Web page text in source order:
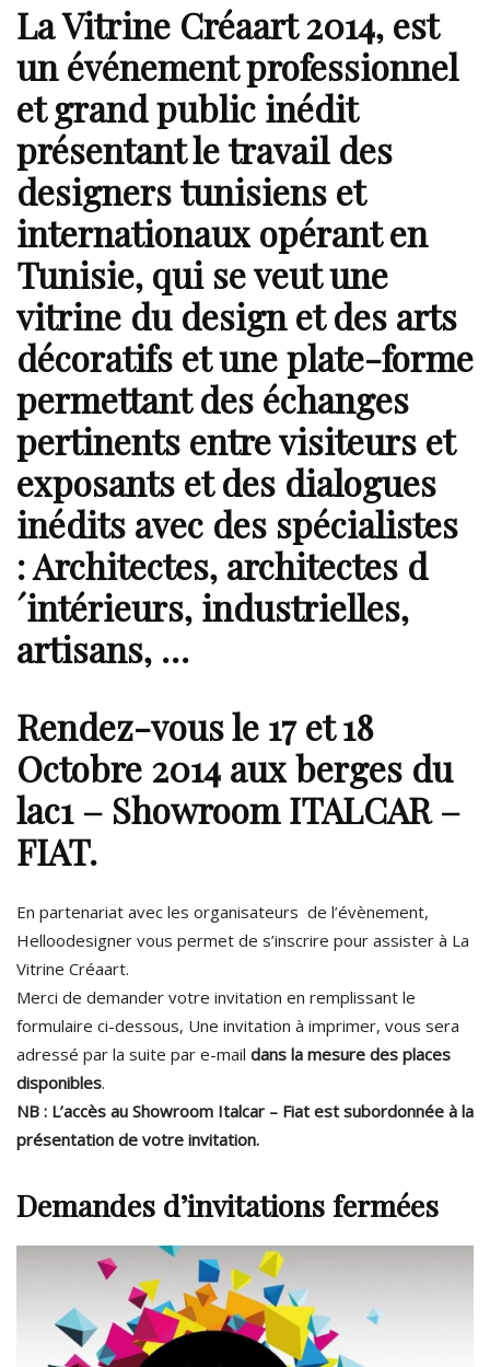
La Vitrine Créaart 2014, est
un événement professionnel
et grand public inédit
présentant le travail des
designers tunisiens et
internationaux opérant en
Tunisie, qui se veut une
vitrine du design et des arts
décoratifs et une plate-forme
permettant des échanges
pertinents entre visiteurs et
exposants et des dialogues
inédits avec des spécialistes
: Architectes, architectes d
´intérieurs, industrielles,
artisans, …
Rendez-vous le 17 et 18
Octobre 2014 aux berges du
lac1 – Showroom ITALCAR –
FIAT.
En partenariat avec les organisateurs de l’évènement,
Helloodesigner vous permet de s’inscrire pour assister à La
Vitrine Créaart.
Merci de demander votre invitation en remplissant le
formulaire ci-dessous, Une invitation à imprimer, vous sera
adressé par la suite par e-mail dans la mesure des places
disponibles.
NB : L’accès au Showroom Italcar – Fiat est subordonnée à la
présentation de votre invitation.
Demandes d’invitations fermées